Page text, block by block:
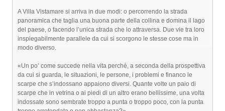
A Villa Vistamare si arriva in due modi: o percorrendo la strada
panoramica che taglia una buona parte della collina e domina il lago
del paese, o facendo l’unica strada che lo attraversa. Due vie tra loro
inspiegabilmente parallele da cui si scorgono le stesse cose ma in
modo diverso.
«Un po’ come succede nella vita perché, a seconda della prospettiva
da cui si guarda, le situazioni, le persone, i problemi e financo le
scarpe che s’indossano appaiono diversi. Quante volte un paio di
scarpe che in vetrina o ai piedi di un altro erano bellissime, una volta
indossate sono sembrate troppo a punta o troppo poco, con la punta